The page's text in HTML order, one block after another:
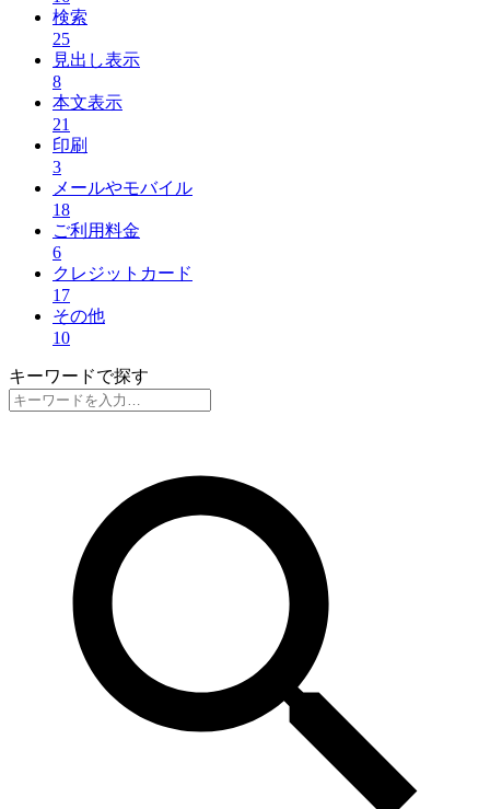
検索
25
見出し表示
8
本文表示
21
印刷
3
メールやモバイル
18
ご利用料金
6
クレジットカード
17
その他
10
キーワードで探す